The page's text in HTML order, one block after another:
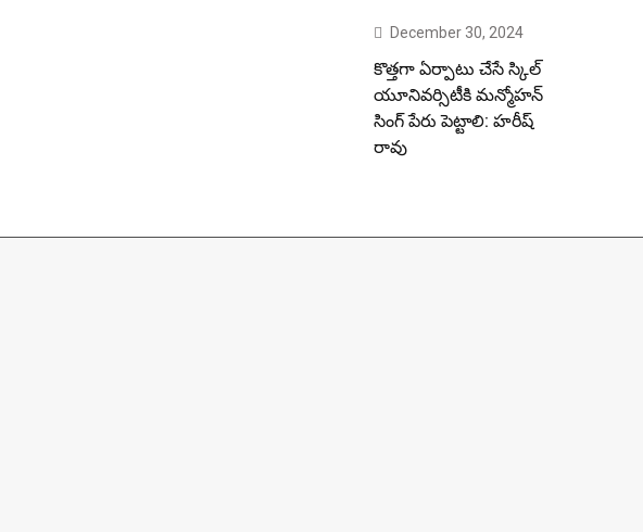
December 30, 2024
కొత్తగా ఏర్పాటు చేసే స్కిల్
యూనివర్సిటీకి మన్మోహన్
సింగ్ పేరు పెట్టాలి: హరీష్
రావు